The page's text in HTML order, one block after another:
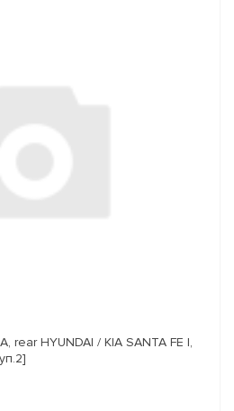
I,
II, TUCSON I [уп.2]